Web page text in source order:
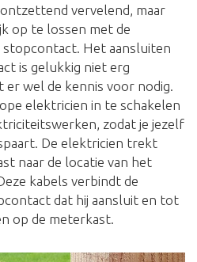
vervelend, maar
op te lossen met de
stopcontact. Het aansluiten
is gelukkig niet erg
er wel de kennis voor nodig.
elektricien in te schakelen
zodat je jezelf
De elektricien trekt
naar de locatie van het
kabels verbindt de
dat hij aansluit en tot
op de meterkast.